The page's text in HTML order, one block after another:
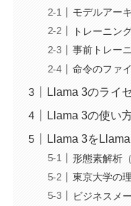
モデルアー
トレーニン
事前トレー
命令のファ
Llama 3のライ
Llama 3の使い
Llama 3を
形態素解析
東京大学の
ビジネスメ